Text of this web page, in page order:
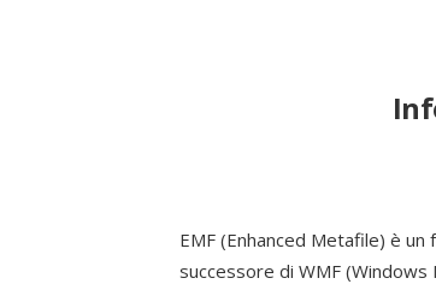
EMF (Enhanced Metafile) è
successore di WMF